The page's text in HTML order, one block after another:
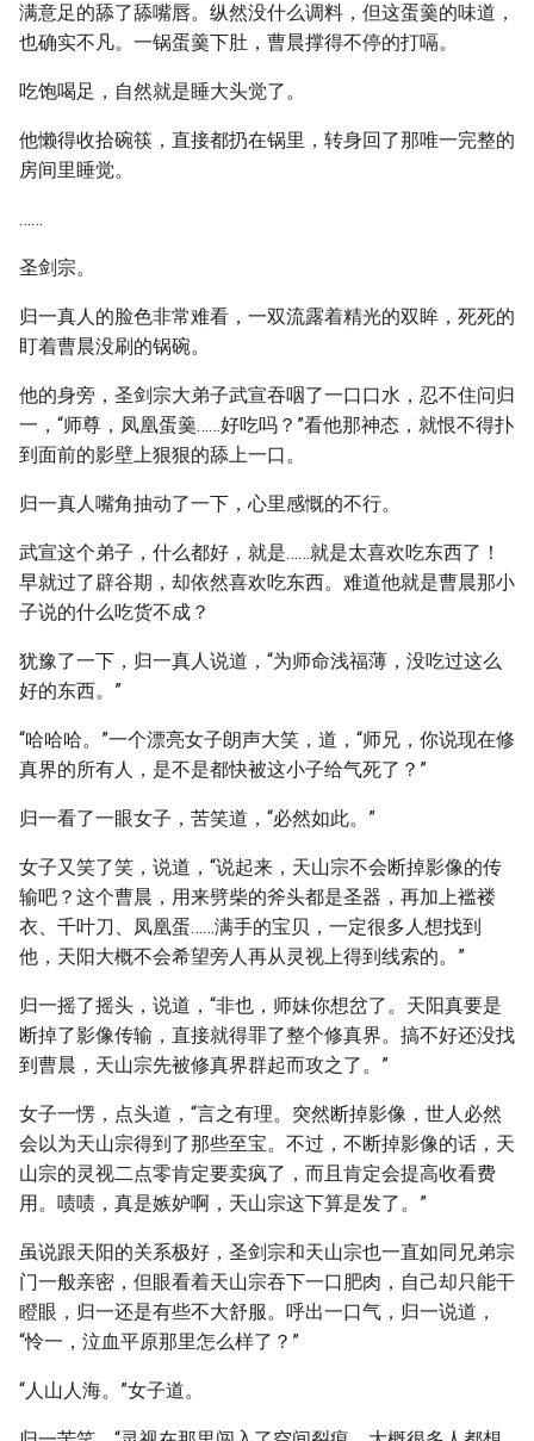
满意足的舔了舔嘴唇。纵然没什么调料，但这蛋羹的味道，
也确实不凡。一锅蛋羹下肚，曹晨撑得不停的打嗝。
吃饱喝足，自然就是睡大头觉了。
他懒得收拾碗筷，直接都扔在锅里，转身回了那唯一完整的
房间里睡觉。
……
圣剑宗。
归一真人的脸色非常难看，一双流露着精光的双眸，死死的
盯着曹晨没刷的锅碗。
他的身旁，圣剑宗大弟子武宣吞咽了一口口水，忍不住问归
一，“师尊，凤凰蛋羹……好吃吗？”看他那神态，就恨不得扑
到面前的影壁上狠狠的舔上一口。
归一真人嘴角抽动了一下，心里感慨的不行。
武宣这个弟子，什么都好，就是……就是太喜欢吃东西了！
早就过了辟谷期，却依然喜欢吃东西。难道他就是曹晨那小
子说的什么吃货不成？
犹豫了一下，归一真人说道，“为师命浅福薄，没吃过这么
好的东西。”
“哈哈哈。”一个漂亮女子朗声大笑，道，“师兄，你说现在修
真界的所有人，是不是都快被这小子给气死了？”
归一看了一眼女子，苦笑道，“必然如此。”
女子又笑了笑，说道，“说起来，天山宗不会断掉影像的传
输吧？这个曹晨，用来劈柴的斧头都是圣器，再加上褴褛
衣、千叶刀、凤凰蛋……满手的宝贝，一定很多人想找到
他，天阳大概不会希望旁人再从灵视上得到线索的。”
归一摇了摇头，说道，“非也，师妹你想岔了。天阳真要是
断掉了影像传输，直接就得罪了整个修真界。搞不好还没找
到曹晨，天山宗先被修真界群起而攻之了。”
女子一愣，点头道，“言之有理。突然断掉影像，世人必然
会以为天山宗得到了那些至宝。不过，不断掉影像的话，天
山宗的灵视二点零肯定要卖疯了，而且肯定会提高收看费
用。啧啧，真是嫉妒啊，天山宗这下算是发了。”
虽说跟天阳的关系极好，圣剑宗和天山宗也一直如同兄弟宗
门一般亲密，但眼看着天山宗吞下一口肥肉，自己却只能干
瞪眼，归一还是有些不大舒服。呼出一口气，归一说道，
“怜一，泣血平原那里怎么样了？”
“人山人海。”女子道。